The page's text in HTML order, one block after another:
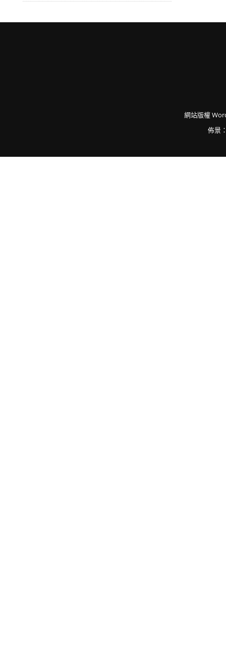
網站版權
佈景